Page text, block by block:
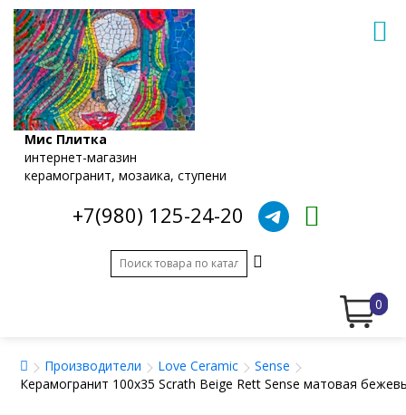
Мис Плитка
интернет-магазин
керамогранит, мозаика, ступени
+7(980) 125-24-20
0
Производители Love Ceramic
Sense
Керамогранит 100x35 Scrath Beige Rett Sense матовая